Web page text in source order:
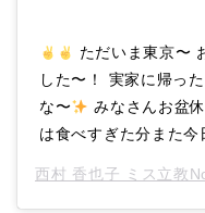
ただいま東京〜
した〜！ 実家に帰っ
な〜
みなさんお盆
は食べすぎた分また
西村 香也子 ミス立教